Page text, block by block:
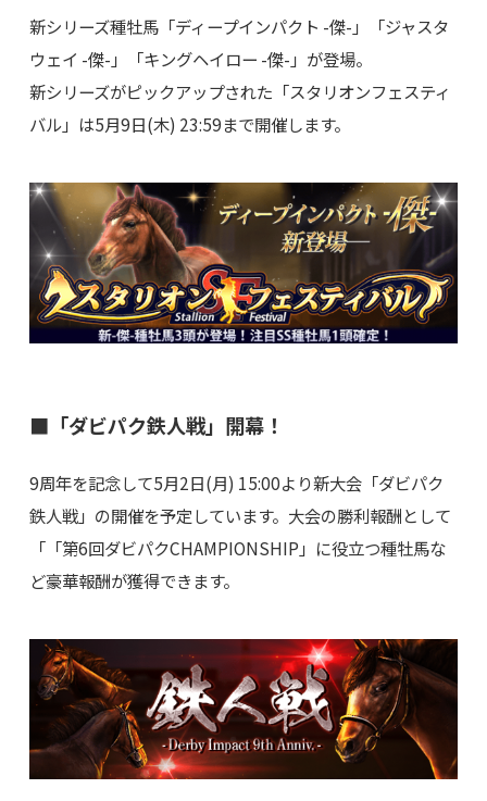
新シリーズ種牡馬「ディープインパクト -傑-」「ジャスタ
ウェイ -傑-」「キングヘイロー -傑-」が登場。
新シリーズがピックアップされた「スタリオンフェスティ
バル」は5月9日(木) 23:59まで開催します。
■「ダビパク鉄人戦」開幕！
9周年を記念して5月2日(月) 15:00より新大会「ダビパク
鉄人戦」の開催を予定しています。大会の勝利報酬として
「「第6回ダビパクCHAMPIONSHIP」に役立つ種牡馬な
ど豪華報酬が獲得できます。